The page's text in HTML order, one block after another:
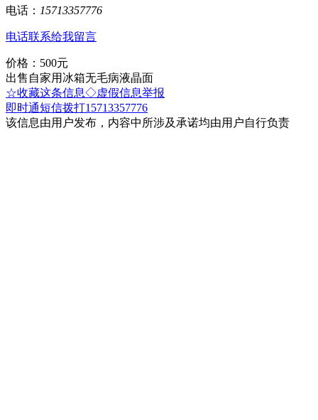
电话： 15713357776
电话联系给我留言
价格：500元
出售自家用冰箱无毛病液晶面
☆收藏这条信息◇虚假信息举报
即时通短信拨打15713357776
该信息由用户发布，内容中所涉及承诺均由用户自行负责